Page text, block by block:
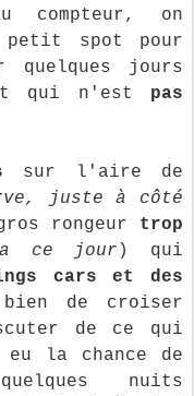
compteur, on
petit spot pour
quelques jours
qui n'est pas
sur l'aire de
juste à côté
rongeur trop
ce jour ) qui
cars et des
de croiser
de ce qui
la chance de
nuits